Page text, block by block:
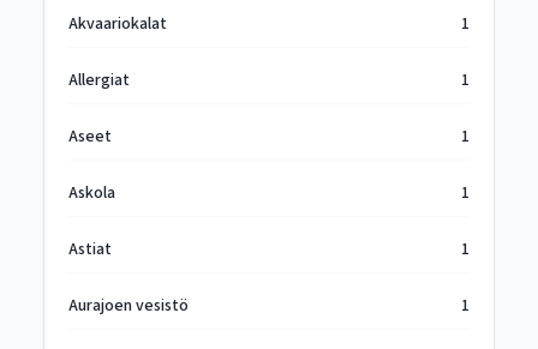
Akvaariokalat 1
Allergiat 1
Aseet 1
Askola 1
Astiat 1
Aurajoen vesistö 1